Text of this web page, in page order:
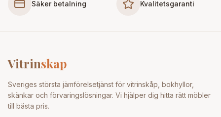
Säker betalning Kvalitetsgaranti
Vitrinskap
Sveriges största jämförelsetjänst för vitrinskåp, bokhyllor,
skänkar och förvaringslösningar. Vi hjälper dig hitta rätt möbler
till bästa pris.